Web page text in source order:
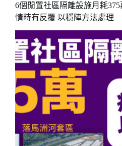
6個閒置社區隔離設施月耗
情時有反覆 以穩陣方法處理